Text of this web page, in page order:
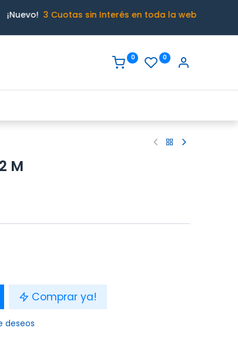
¡Nuevo! 3 Cuotas sin Interés en toda la web
0 0
M
Comprar ya!
deseos